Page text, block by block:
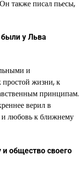
также писал пьесы,
у Льва
и
жизни, к
принципам.
верил в
и любовь к ближнему
и общество своего